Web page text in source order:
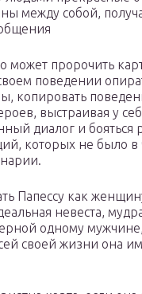
между собой,
может пророчить
поведении
копировать
выстраивая у
диалог и бояться
которых не было в
Папессу как
невеста,
одному
своей жизни она